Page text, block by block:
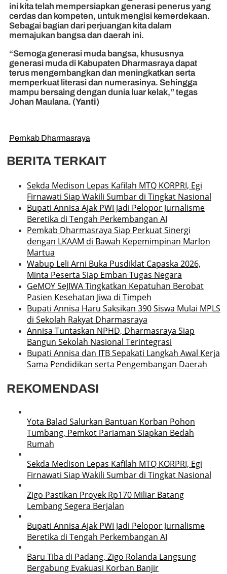
ini kita telah mempersiapkan generasi penerus yang
cerdas dan kompeten, untuk mengisi kemerdekaan.
Sebagai bagian dari perjuangan kita dalam
memajukan bangsa dan daerah ini.
“Semoga generasi muda bangsa, khususnya
generasi muda di Kabupaten Dharmasraya dapat
terus mengembangkan dan meningkatkan serta
memperkuat literasi dan numerasinya. Sehingga
mampu bersaing dengan dunia luar kelak,” tegas
Johan Maulana. (Yanti)
Pemkab Dharmasraya
BERITA TERKAIT
Sekda Medison Lepas Kafilah MTQ KORPRI, Egi
Firnawati Siap Wakili Sumbar di Tingkat Nasional
Bupati Annisa Ajak PWI Jadi Pelopor Jurnalisme
Beretika di Tengah Perkembangan AI
Pemkab Dharmasraya Siap Perkuat Sinergi
dengan LKAAM di Bawah Kepemimpinan Marlon
Martua
Wabup Leli Arni Buka Pusdiklat Capaska 2026,
Minta Peserta Siap Emban Tugas Negara
GeMOY SeJIWA Tingkatkan Kepatuhan Berobat
Pasien Kesehatan Jiwa di Timpeh
Bupati Annisa Haru Saksikan 390 Siswa Mulai MPLS
di Sekolah Rakyat Dharmasraya
Annisa Tuntaskan NPHD, Dharmasraya Siap
Bangun Sekolah Nasional Terintegrasi
Bupati Annisa dan ITB Sepakati Langkah Awal Kerja
Sama Pendidikan serta Pengembangan Daerah
REKOMENDASI
Yota Balad Salurkan Bantuan Korban Pohon
Tumbang, Pemkot Pariaman Siapkan Bedah
Rumah
Sekda Medison Lepas Kafilah MTQ KORPRI, Egi
Firnawati Siap Wakili Sumbar di Tingkat Nasional
Zigo Pastikan Proyek Rp170 Miliar Batang
Lembang Segera Berjalan
Bupati Annisa Ajak PWI Jadi Pelopor Jurnalisme
Beretika di Tengah Perkembangan AI
Baru Tiba di Padang, Zigo Rolanda Langsung
Bergabung Evakuasi Korban Banjir